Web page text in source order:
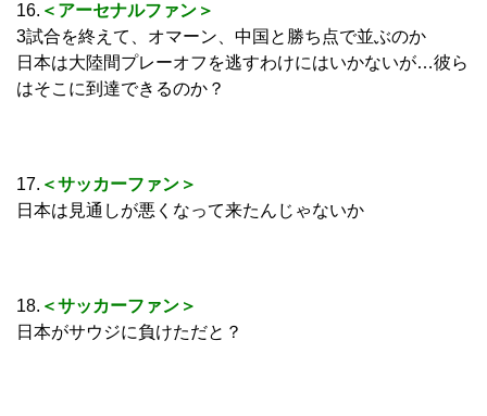
16. ＜アーセナルファン＞
3試合を終えて、オマーン、中国と勝ち点で並ぶのか
日本は大陸間プレーオフを逃すわけにはいかないが…彼ら
はそこに到達できるのか？
17. ＜サッカーファン＞
日本は見通しが悪くなって来たんじゃないか
18. ＜サッカーファン＞
日本がサウジに負けただと？